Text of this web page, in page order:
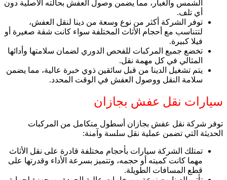
الشمس والغبار، مما يضمن وصول العفش بحالته الأصلية دون
أي تلف.
توفر الشركة أكثر من نوع وسعة من دينا لنقل العفش،
لتتناسب مع أحجام الأثاث المختلفة سواء كانت شقة صغيرة أو
فيلا كبيرة.
تخضع جميع المركبات للفحص الدوري لضمان سلامتها وأدائها
المثالي في كل مهمة نقل.
يتم تشغيل الدينا من قبل سائقين ذوي خبرة عالية، مما يضمن
سلامة النقل ووصول العفش في الوقت المحدد.
سيارات نقل عفش بجازان
توفر شركة نقل عفش بجازان أسطول متكامل من المركبات
الحديثة التي تضمن عملية نقل سلسة وآمنة:
تمتلك الشركة سيارات بأحجام مختلفة قادرة على نقل الأثاث
مهما كانت كميته أو حجمه، وتتميز بسرعة الأداء وقدرتها على
قطع المسافات الطويلة.